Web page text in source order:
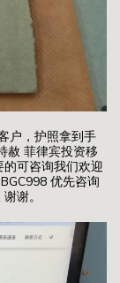
户，护照拿到手
赦 菲律宾投资移
可咨询我们欢迎
优先咨询
谢。